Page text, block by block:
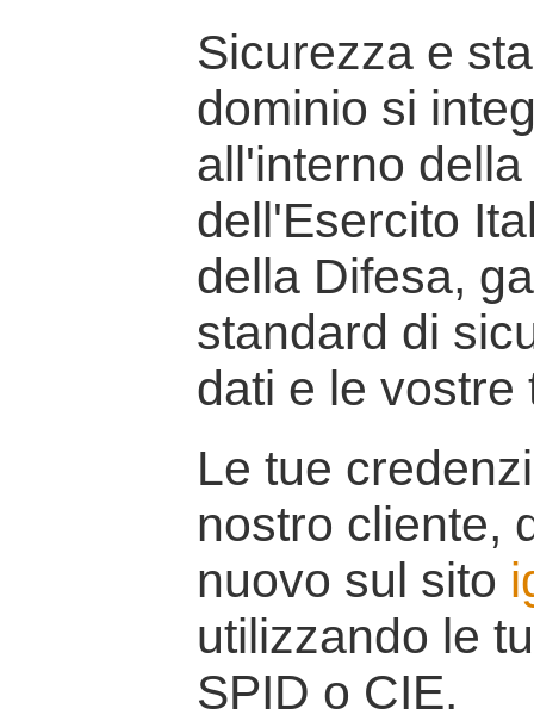
Sicurezza e
dominio si
all'interno
dell'Esercito
della Difesa,
standard di
dati e le vostre
Le tue
nostro cliente,
nuovo sul sito
utilizzando le
SPID o CIE.